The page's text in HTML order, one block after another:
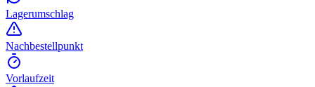
Lagerumschlag
Nachbestellpunkt
Vorlaufzeit